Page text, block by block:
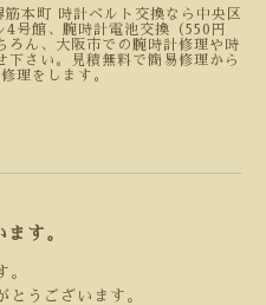
本町 時計ベルト交換なら中央区
4号館、腕時計電池交換（550円
ろん、大阪市での腕時計修理や時
下さい。見積無料で簡易修理から
理をします。
す。
。
うございます。